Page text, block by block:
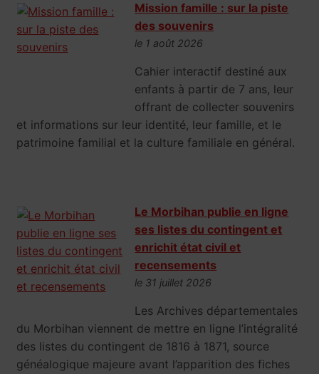
Mission famille : sur la piste
des souvenirs
le 1 août 2026
Cahier interactif destiné aux
enfants à partir de 7 ans, leur
offrant de collecter souvenirs
et informations sur leur identité, leur famille, et le
patrimoine familial et la culture familiale en général.
Le Morbihan publie en ligne
ses listes du contingent et
enrichit état civil et
recensements
le 31 juillet 2026
Les Archives départementales
du Morbihan viennent de mettre en ligne l’intégralité
des listes du contingent de 1816 à 1871, source
généalogique majeure avant l’apparition des fiches